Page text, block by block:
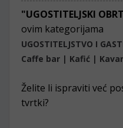
"UGOSTITELJSKI
ovim kategorijama
UGOSTITELJSTVO I
Caffe bar | Kafić |
Želite li ispraviti već
tvrtki?